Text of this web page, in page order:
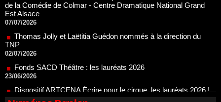
Thomas Jolly et Laëtitia Guédon nommés à la direction du
TNP
02/07/2026
Fonds SACD Théâtre : les lauréats 2026
23/06/2026
Dispositif ARTCENA Écrire pour le cirque, les lauréats 2026 !
20/06/2026
Le palmarès des prix SACD 2026
18/06/2026